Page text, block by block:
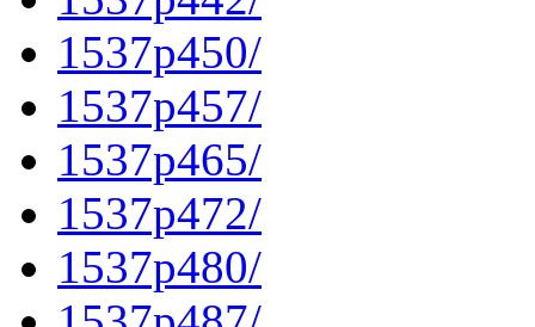
1537p450/
1537p457/
1537p465/
1537p472/
1537p480/